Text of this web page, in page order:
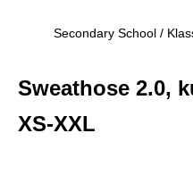
Secondary School /
Sweathose 2.0,
XS-XXL